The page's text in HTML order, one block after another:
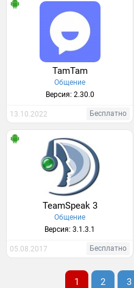
TamTam
Общение
Версия: 2.30.0
13.10.2022 Бесплатно
TeamSpeak 3
Общение
Версия: 3.1.3.1
05.08.2017 Бесплатно
1 2 3